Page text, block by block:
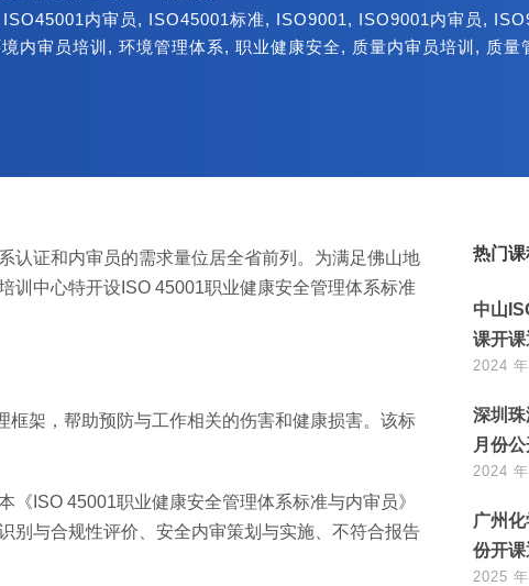
ISO45001内审员, ISO45001标准, ISO9001, ISO9001内审员,
内审员培训 , 环境管理体系, 职业健康安全, 质量内审员培训 , 质量
认证和内审员的需求量位居全省前列。为满足佛山地
训中心特开设ISO 45001职业健康安全管理体系标准
框架，帮助预防与工作相关的伤害和健康损害。该标
ISO 45001职业健康安全管理体系标准与内审员》
别与合规性评价、安全内审策划与实施、不符合报告
热门课
中山
课开
2024
深圳
月份
2024
广州
份开
2025